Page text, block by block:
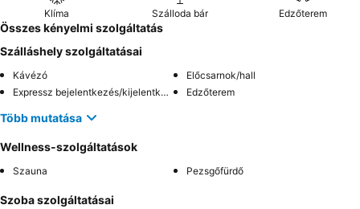
Klíma Szálloda bár Edzőterem
Összes kényelmi szolgáltatás
Szálláshely szolgáltatásai
Kávézó
Előcsarnok/hall
Expressz bejelentkezés/kijelentkezés
Edzőterem
Több mutatása
Wellness-szolgáltatások
Szauna Pezsgőfürdő
Szoba szolgáltatásai